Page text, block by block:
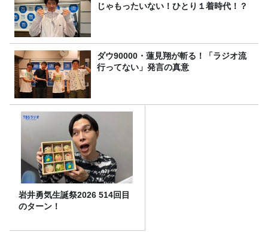
じゃもったいない！ひとり１着時代！？
ダウ90000・蓮見翔が斬る！「ラジオ流
行ってない」発言の真意
岩井勇気生誕祭2026 514回目
のターン！